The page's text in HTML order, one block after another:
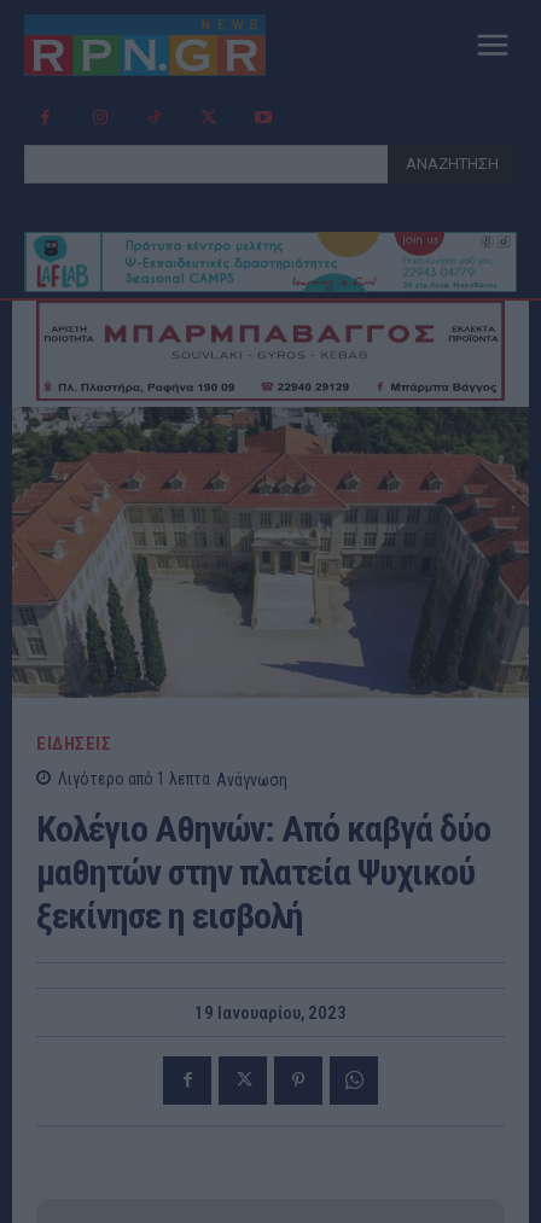
ΑΝΑΖΗΤΗΣΗ
ΕΙΔΗΣΕΙΣ
Λιγότερο από 1 λεπτα Ανάγνωση
Κολέγιο Αθηνών: Από καβγά δύο
μαθητών στην πλατεία Ψυχικού
ξεκίνησε η εισβολή
19 Ιανουαρίου, 2023